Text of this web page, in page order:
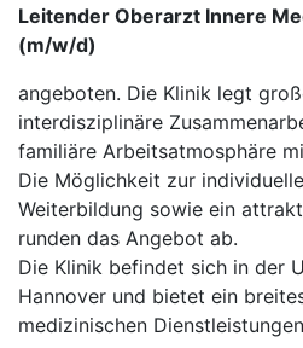
Leitender Oberarzt Innere
(m/w/d)
angeboten. Die Klinik legt
interdisziplinäre
familiäre Arbeitsatmosphäre
Die Möglichkeit zur
Weiterbildung sowie ein
runden das Angebot ab.
Die Klinik befindet sich in der
Hannover und bietet ein
medizinischen